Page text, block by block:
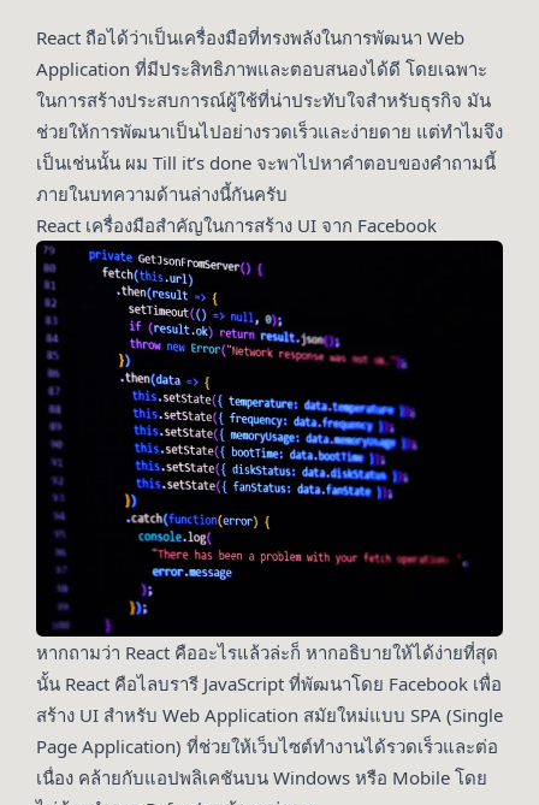
React ถือได้ว่าเป็นเครื่องมือที่ทรงพลังในการพัฒนา Web
Application ที่มีประสิทธิภาพและตอบสนองได้ดี โดยเฉพาะ
ในการสร้างประสบการณ์ผู้ใช้ที่น่าประทับใจสำหรับธุรกิจ มัน
ช่วยให้การพัฒนาเป็นไปอย่างรวดเร็วและง่ายดาย แต่ทำไมจึง
เป็นเช่นนั้น ผม Till it’s done จะพาไปหาคำตอบของคำถามนี้
ภายในบทความด้านล่างนี้กันครับ
React เครื่องมือสำคัญในการสร้าง UI จาก Facebook
หากถามว่า React คืออะไรแล้วล่ะก็ หากอธิบายให้ได้ง่ายที่สุด
นั้น React คือไลบรารี JavaScript ที่พัฒนาโดย Facebook เพื่อ
สร้าง UI สำหรับ Web Application สมัยใหม่แบบ SPA (Single
Page Application) ที่ช่วยให้เว็บไซต์ทำงานได้รวดเร็วและต่อ
เนื่อง คล้ายกับแอปพลิเคชันบน Windows หรือ Mobile โดย